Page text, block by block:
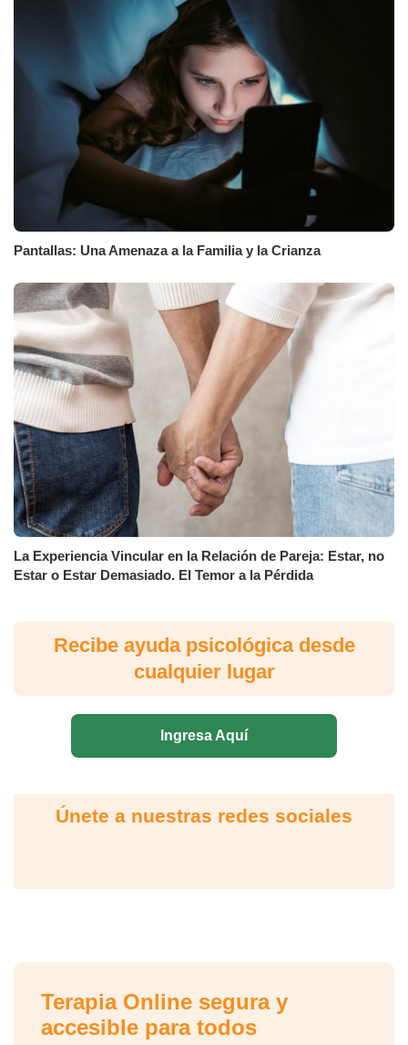
Pantallas: Una Amenaza a la Familia y la Crianza
La Experiencia Vincular en la Relación de Pareja: Estar, no
Estar o Estar Demasiado. El Temor a la Pérdida
Recibe ayuda psicológica desde
cualquier lugar
Ingresa Aquí
Únete a nuestras redes sociales
Terapia Online segura y
accesible para todos